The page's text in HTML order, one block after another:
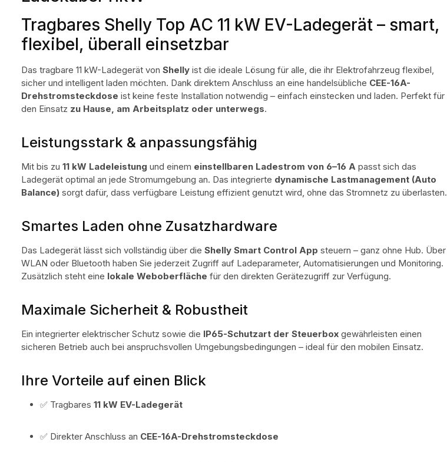
Tragbares Shelly Top AC 11 kW EV-Ladegerät – smart,
flexibel, überall einsetzbar
Das tragbare 11 kW-Ladegerät von Shelly ist die ideale Lösung für alle, die ihr Elektrofahrzeug flexibel,
sicher und intelligent laden möchten. Dank direktem Anschluss an eine handelsübliche CEE-16A-
Drehstromsteckdose ist keine feste Installation notwendig – einfach einstecken und laden. Perfekt für
den Einsatz zu Hause, am Arbeitsplatz oder unterwegs.
Leistungsstark & anpassungsfähig
Mit bis zu 11 kW Ladeleistung und einem einstellbaren Ladestrom von 6–16 A passt sich das
Ladegerät optimal an jede Stromumgebung an. Das integrierte dynamische Lastmanagement (Auto
Balance) sorgt dafür, dass verfügbare Leistung effizient genutzt wird, ohne das Stromnetz zu überlasten.
Smartes Laden ohne Zusatzhardware
Das Ladegerät lässt sich vollständig über die Shelly Smart Control App steuern – ganz ohne Hub. Über
WLAN oder Bluetooth haben Sie jederzeit Zugriff auf Ladeparameter, Automatisierungen und Monitoring.
Zusätzlich steht eine lokale Weboberfläche für den direkten Gerätezugriff zur Verfügung.
Maximale Sicherheit & Robustheit
Ein integrierter elektrischer Schutz sowie die IP65-Schutzart der Steuerbox gewährleisten einen
sicheren Betrieb auch bei anspruchsvollen Umgebungsbedingungen – ideal für den mobilen Einsatz.
Ihre Vorteile auf einen Blick
✅ Tragbares 11 kW EV-Ladegerät
✅ Direkter Anschluss an CEE-16A-Drehstromsteckdose